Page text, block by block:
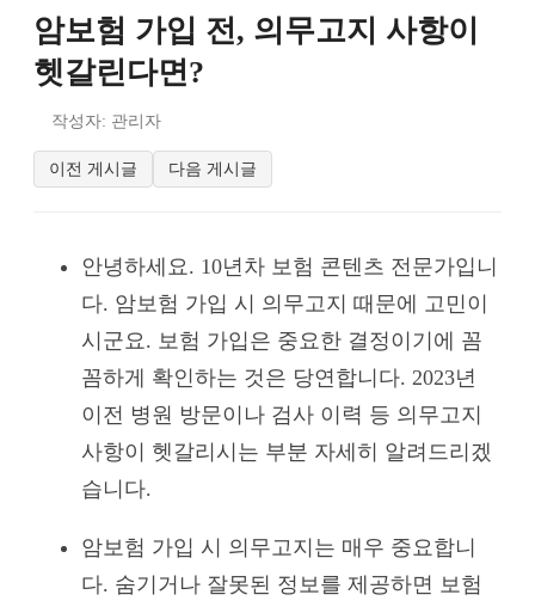
암보험 가입 전, 의무고지 사항이
헷갈린다면?
작성자: 관리자
이전 게시글 다음 게시글
안녕하세요. 10년차 보험 콘텐츠 전문가입니
다. 암보험 가입 시 의무고지 때문에 고민이
시군요. 보험 가입은 중요한 결정이기에 꼼
꼼하게 확인하는 것은 당연합니다. 2023년
이전 병원 방문이나 검사 이력 등 의무고지
사항이 헷갈리시는 부분 자세히 알려드리겠
습니다.
암보험 가입 시 의무고지는 매우 중요합니
다. 숨기거나 잘못된 정보를 제공하면 보험